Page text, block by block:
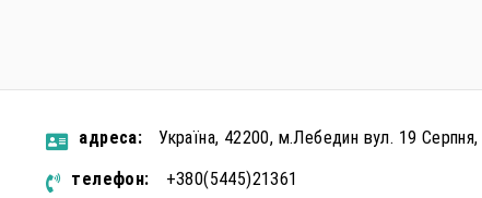
aдресa:
Україна, 42200, м.Лебедин вул. 19 Серпня,
телефон:
+380(5445)21361